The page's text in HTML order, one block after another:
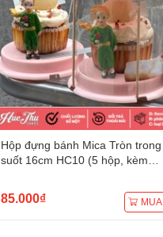
Hộp đựng bánh Mica Tròn trong
suốt 16cm HC10 (5 hộp, kèm
85.000₫ MUA